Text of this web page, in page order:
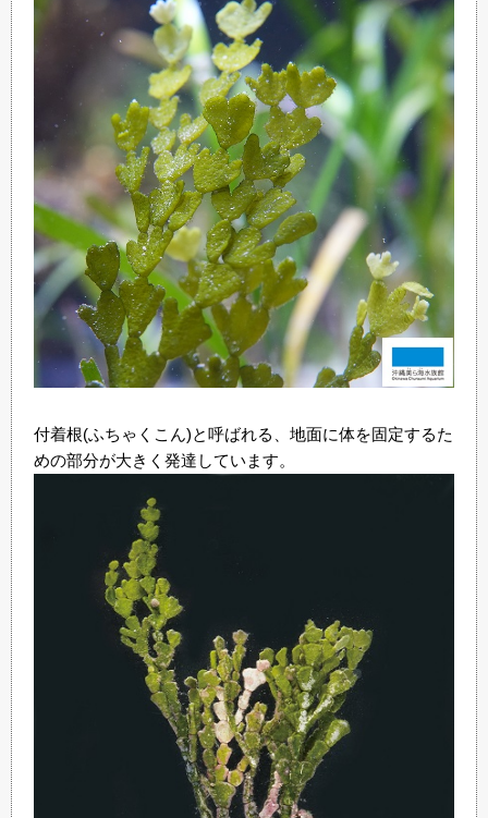
付着根(ふちゃくこん)と呼ばれる、地面に体を固定するた
めの部分が大きく発達しています。